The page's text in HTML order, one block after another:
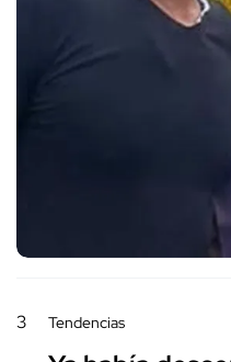
3 Tendencias